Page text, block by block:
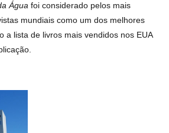
Águafoi considerado pelos mais
mundiais como um dos melhores
a lista de livros mais vendidos nos EUA